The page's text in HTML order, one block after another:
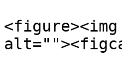
<figure><img